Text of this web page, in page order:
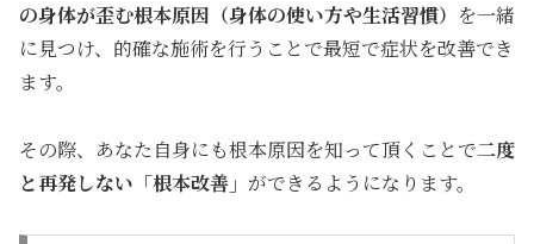
の身体が歪む根本原因（身体の使い方や生活習慣） を一緒
に見つけ、的確な施術を行うことで最短で症状を改善でき
ます。
その際、あなた自身にも根本原因を知って頂くことで二度
と再発しない「根本改善」 ができるようになります。